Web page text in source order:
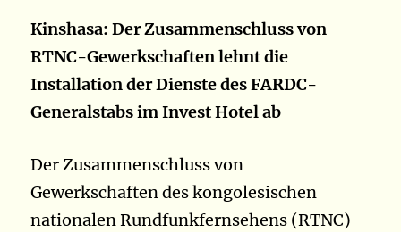
Kinshasa: Der Zusammenschluss von
RTNC-Gewerkschaften lehnt die
Installation der Dienste des FARDC-
Generalstabs im Invest Hotel ab
Der Zusammenschluss von
Gewerkschaften des kongolesischen
nationalen Rundfunkfernsehens (RTNC)